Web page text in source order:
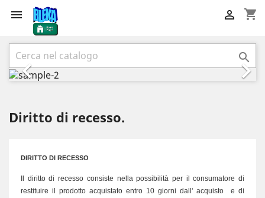
 shopping_cart



Precedente

Diritto di recesso.
DIRITTO DI RECESSO
Il diritto di recesso consiste nella possibilità per il consumatore di
restituire il prodotto acquistato entro 10 giorni dall' acquisto e di